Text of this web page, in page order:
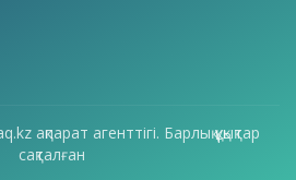
ақпарат агенттігі. Барлық құқықтар
сақталған